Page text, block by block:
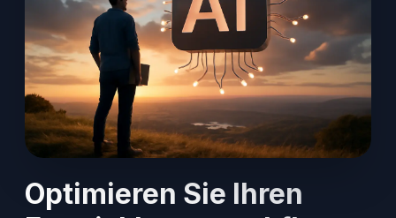
Optimieren Sie Ihren